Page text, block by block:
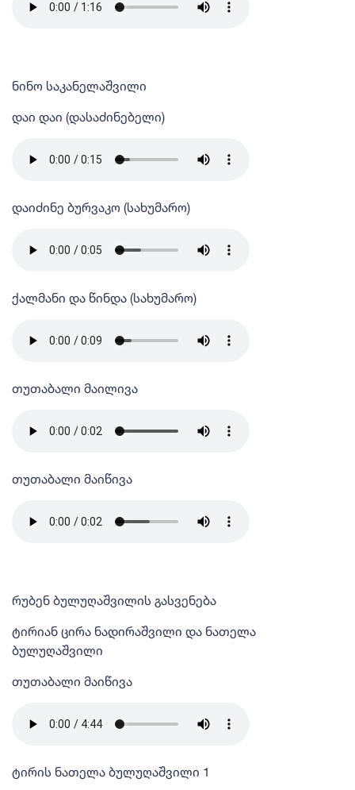
ნინო საკანელაშვილი
დაი დაი (დასაძინებელი)
დაიძინე ბურვაკო (სახუმარო)
ქალმანი და წინდა (სახუმარო)
თუთაბალი მაილივა
თუთაბალი მაიწივა
რუბენ ბულუღაშვილის გასვენება
ტირიან ცირა ნადირაშვილი და ნათელა
ბულუღაშვილი
თუთაბალი მაიწივა
ტირის ნათელა ბულუღაშვილი 1